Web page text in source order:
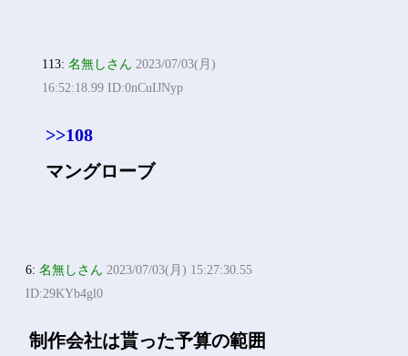
113:名無しさん 2023/07/03(月)
16:52:18.99 ID:0nCuIJNyp
>>108
マングローブ
6:名無しさん 2023/07/03(月) 15:27:30.55
ID:29KYb4gl0
制作会社は貰った予算の範囲